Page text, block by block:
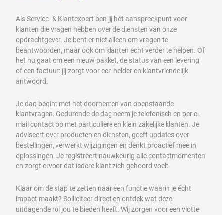
Als Service- & Klantexpert ben jij hét aanspreekpunt voor
klanten die vragen hebben over de diensten van onze
opdrachtgever. Je bent er niet alleen om vragen te
beantwoorden, maar ook om klanten echt verder te helpen. Of
het nu gaat om een nieuw pakket, de status van een levering
of een factuur: jij zorgt voor een helder en klantvriendelijk
antwoord.
Je dag begint met het doornemen van openstaande
klantvragen. Gedurende de dag neem je telefonisch en per e-
mail contact op met particuliere en klein zakelijke klanten. Je
adviseert over producten en diensten, geeft updates over
bestellingen, verwerkt wijzigingen en denkt proactief mee in
oplossingen. Je registreert nauwkeurig alle contactmomenten
en zorgt ervoor dat iedere klant zich gehoord voelt.
Klaar om de stap te zetten naar een functie waarin je écht
impact maakt? Solliciteer direct en ontdek wat deze
uitdagende rol jou te bieden heeft. Wij zorgen voor een vlotte